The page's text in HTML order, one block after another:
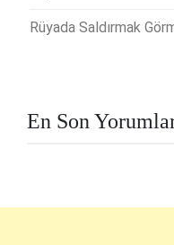
Rüyada Saldırmak
En Son